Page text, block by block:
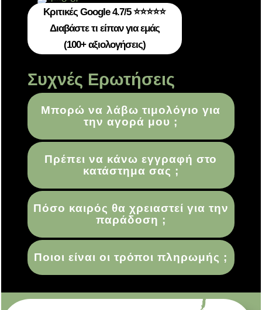
Κριτικές Google 4.7/5 ⭐⭐⭐⭐⭐
Διαβάστε τι είπαν για εμάς
(100+ αξιολογήσεις)
Συχνές Ερωτήσεις
Μπορώ να λάβω τιμολόγιο για
την αγορά μου ;
Πρέπει να κάνω εγγραφή στο
κατάστημα σας ;
Πόσο καιρός θα χρειαστεί για την
παράδοση ;
Ποιοι είναι οι τρόποι πληρωμής ;